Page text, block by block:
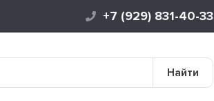
+7 (929) 831-40-33
Найти